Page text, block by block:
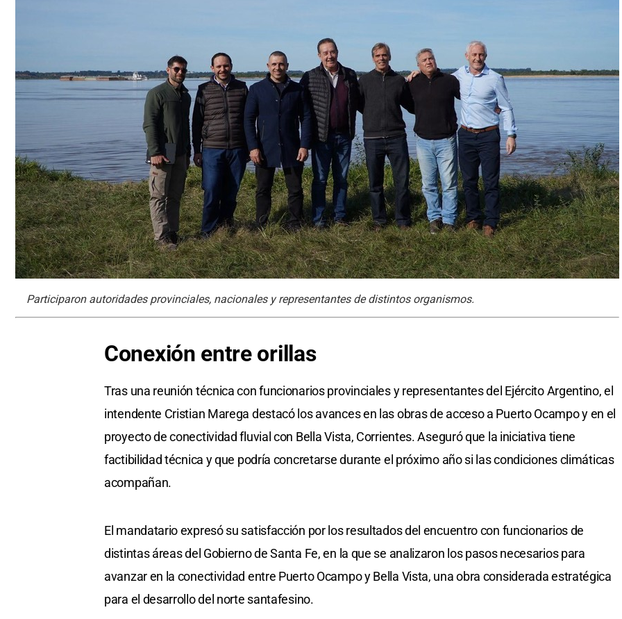
Participaron autoridades provinciales, nacionales y representantes de distintos organismos.
Conexión entre orillas
Tras una reunión técnica con funcionarios provinciales y representantes del Ejército Argentino, el
intendente Cristian Marega destacó los avances en las obras de acceso a Puerto Ocampo y en el
proyecto de conectividad fluvial con Bella Vista, Corrientes. Aseguró que la iniciativa tiene
factibilidad técnica y que podría concretarse durante el próximo año si las condiciones climáticas
acompañan.
El mandatario expresó su satisfacción por los resultados del encuentro con funcionarios de
distintas áreas del Gobierno de Santa Fe, en la que se analizaron los pasos necesarios para
avanzar en la conectividad entre Puerto Ocampo y Bella Vista, una obra considerada estratégica
para el desarrollo del norte santafesino.